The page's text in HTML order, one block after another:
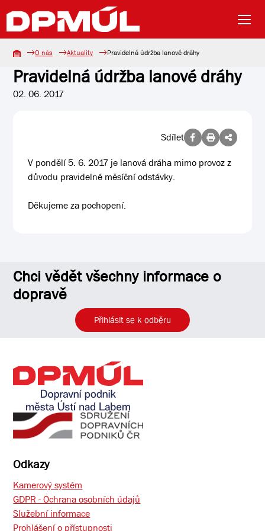
O nás Aktuality Pravidelná údržba lanové dráhy
Pravidelná údržba lanové dráhy
02. 06. 2017
Sdílet
V pondělí 5. 6. 2017 je lanová dráha mimo provoz z
důvodu pravidelné měsíční odstávky.
Děkujeme za pochopení.
Chci vědět všechny informace o
dopravě
Přihlásit se k odběru
Odkazy
Kamerový systém
GDPR - Ochrana osobních údajů
Služební informace
Prohlášení o přístupnosti